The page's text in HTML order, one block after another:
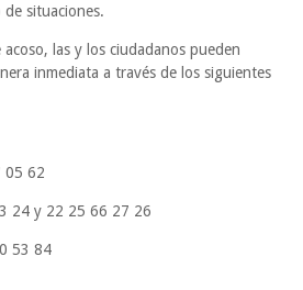
situaciones.
las y los ciudadanos pueden
inmediata a través de los siguientes
05 62
24 y 22 25 66 27 26
53 84